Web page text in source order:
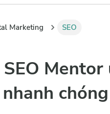
Marketing SEO
chóng